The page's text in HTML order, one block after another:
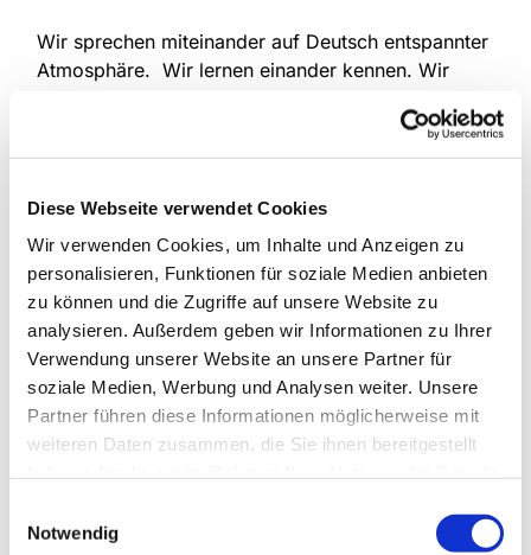
Diese Webseite verwendet Cookies
Wir verwenden Cookies, um Inhalte und Anzeigen zu
personalisieren, Funktionen für soziale Medien anbieten
zu können und die Zugriffe auf unsere Website zu
analysieren. Außerdem geben wir Informationen zu Ihrer
Verwendung unserer Website an unsere Partner für
soziale Medien, Werbung und Analysen weiter. Unsere
Partner führen diese Informationen möglicherweise mit
weiteren Daten zusammen, die Sie ihnen bereitgestellt
Notwendig
Wir sprechen miteinander auf Deutsch entspannter
Atmosphäre. Wir lernen einander kennen. Wir
Muttersprachler/Innen sind herzlich willkommen.